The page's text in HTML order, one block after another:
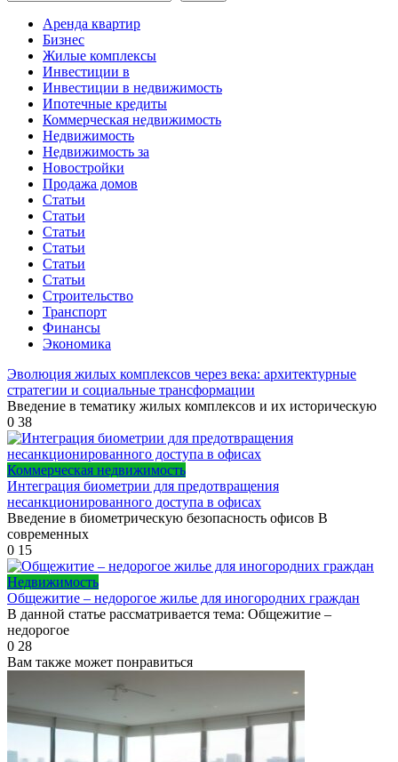
Аренда квартир
Бизнес
Жилые комплексы
Инвестиции в
Инвестиции в недвижимость
Ипотечные кредиты
Коммерческая недвижимость
Недвижимость
Недвижимость за
Новостройки
Продажа домов
Статьи
Статьи
Статьи
Статьи
Статьи
Статьи
Строительство
Транспорт
Финансы
Экономика
Эволюция жилых комплексов через века: архитектурные
стратегии и социальные трансформации
Введение в тематику жилых комплексов и их историческую
0 38
Коммерческая недвижимость
Интеграция биометрии для предотвращения
несанкционированного доступа в офисах
Введение в биометрическую безопасность офисов В
современных
0 15
Недвижимость
Общежитие – недорогое жилье для иногородних граждан
В данной статье рассматривается тема: Общежитие –
недорогое
0 28
Вам также может понравиться